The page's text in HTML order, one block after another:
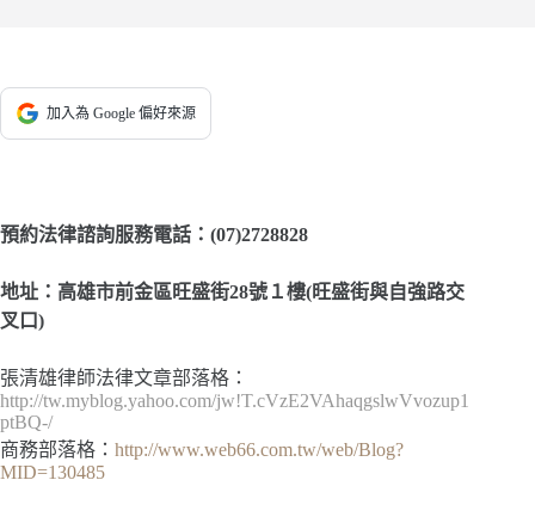
加入為 Google 偏好來源
預約法律諮詢服務電話：(07)2728828
地址：高雄市前金區旺盛街28號１樓(旺盛街與自強路交
叉口)
張清雄律師法律文章部落格：
http://tw.myblog.yahoo.com/jw!T.cVzE2VAhaqgslwVvozup1
ptBQ-/
商務部落格： http://www.web66.com.tw/web/Blog?
MID=130485